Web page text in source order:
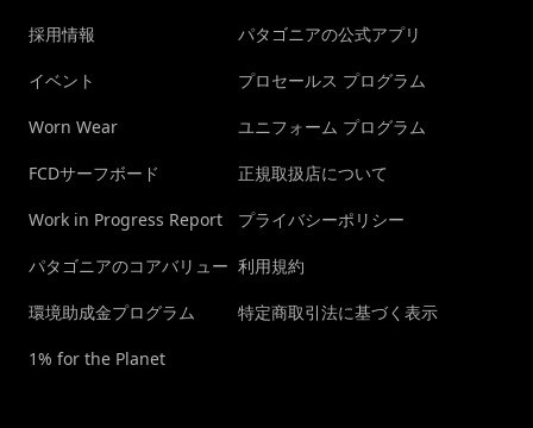
採用情報
イベント
Worn Wear
FCDサーフボード
Work in Progress Report
パタゴニアのコアバリュー
環境助成金プログラム
1% for the Planet
パタゴニアの公式アプリ
プロセールス プログラム
ユニフォーム プログラム
正規取扱店について
プライバシーポリシー
利用規約
特定商取引法に基づく表示